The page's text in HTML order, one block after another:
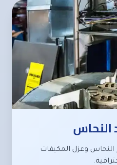
النحاس
وعزل المكيفات